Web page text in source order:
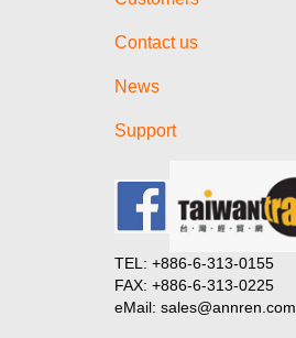
Contact us
News
Support
TEL: +886-6-313-0155
FAX: +886-6-313-0225
eMail: sales@annren.com